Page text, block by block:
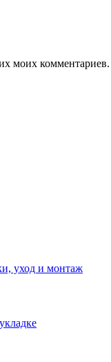
моих комментариев.
уход и монтаж